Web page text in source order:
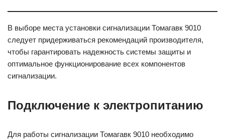
В выборе места установки сигнализации Томагавк 9010
следует придерживаться рекомендаций производителя,
чтобы гарантировать надежность системы защиты и
оптимальное функционирование всех компонентов
сигнализации.
Подключение к электропитанию
Для работы сигнализации Томагавк 9010 необходимо